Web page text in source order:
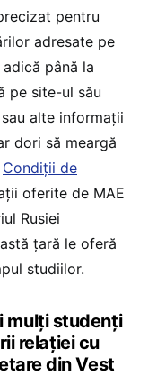
pentru
adresate pe
până la
pe site-ul său
alte informații
dori să meargă
Condiții de
oferite de MAE
Rusiei
țară le oferă
studiilor.
mulți studenți
relației cu
din Vest